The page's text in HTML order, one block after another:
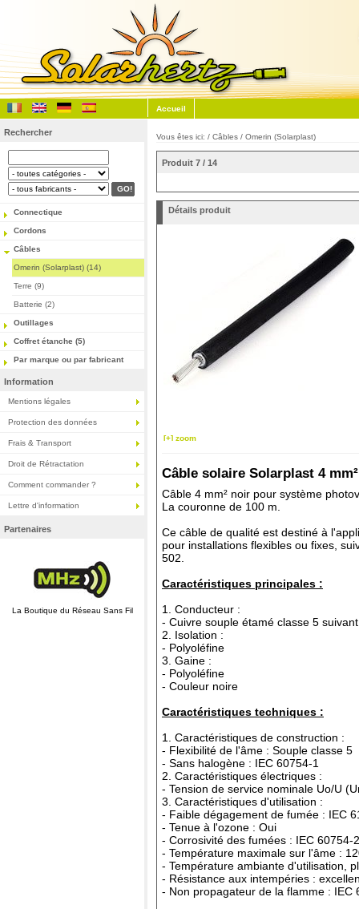
Accueil
Rechercher
Connectique
Cordons
Câbles
Omerin (Solarplast) (14)
Terre (9)
Batterie (2)
Outillages
Coffret étanche (5)
Par marque ou par fabricant
Information
Mentions légales
Protection des données
Frais & Transport
Droit de Rétractation
Comment commander ?
Lettre d'information
Partenaires
La Boutique du Réseau Sans Fil
Vous êtes ici: / Câbles / Omerin (Solarplast)
Produit 7 / 14
Détails produit
[+] zoom
Câble solaire Solarplast 4
Câble 4 mm² noir pour système
La couronne de 100 m.
Ce câble de qualité est destiné à
pour installations flexibles ou fixes,
502.
Caractéristiques principales :
1. Conducteur :
- Cuivre souple étamé classe 5
2. Isolation :
- Polyoléfine
3. Gaine :
- Polyoléfine
- Couleur noire
Caractéristiques techniques :
1. Caractéristiques de construction :
- Flexibilité de l'âme : Souple classe 5
- Sans halogène : IEC 60754-1
2. Caractéristiques électriques :
- Tension de service nominale Uo/U
3. Caractéristiques d'utilisation :
- Faible dégagement de fumée : IEC
- Tenue à l'ozone : Oui
- Corrosivité des fumées : IEC 60754-2
- Température maximale sur l'âme :
- Température ambiante d'utilisation,
- Résistance aux intempéries :
- Non propagateur de la flamme : IEC